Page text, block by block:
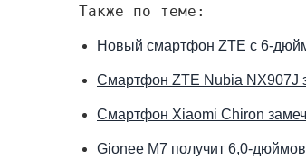
Также по теме:
Новый смартфон ZTE с 6-
Смартфон ZTE Nubia NX907J
Смартфон Xiaomi Chiron
Gionee M7 получит 6,0-